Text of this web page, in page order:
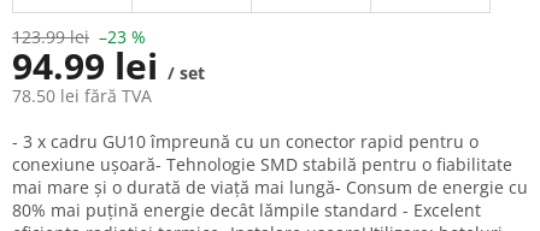
123.99 lei –23 %
94.99 lei / set
78.50 lei fără TVA
Evaluare
preţ:
- 3 x cadru GU10 împreună cu un conector rapid pentru o
conexiune ușoară- Tehnologie SMD stabilă pentru o fiabilitate
mai mare și o durată de viață mai lungă- Consum de energie cu
80% mai puțină energie decât lămpile standard - Excelent